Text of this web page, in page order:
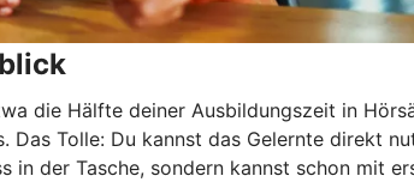
die Hälfte deiner Ausbildungszeit in
Das Tolle: Du kannst das Gelernte
in der Tasche, sondern kannst schon mit